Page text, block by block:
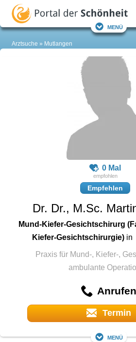
Menü
Arztsuche Mutlangen
0 Mal
Empfehlen
Dr. Dr., M.Sc.
Mund-Kiefer-Gesichtschirurg
Kiefer-Gesichtschirurgie)in
Praxis für Mund-, Kiefer-,
ambulante
Anrufen
Termin
Menü